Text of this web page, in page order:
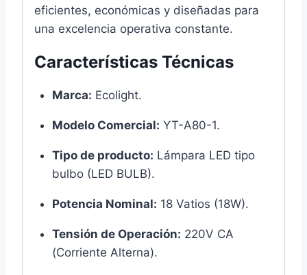
eficientes, económicas y diseñadas para
una excelencia operativa constante.
Características Técnicas
Marca: Ecolight.
Modelo Comercial: YT-A80-1.
Tipo de producto: Lámpara LED tipo
bulbo (LED BULB).
Potencia Nominal: 18 Vatios (18W).
Tensión de Operación: 220V CA
(Corriente Alterna).